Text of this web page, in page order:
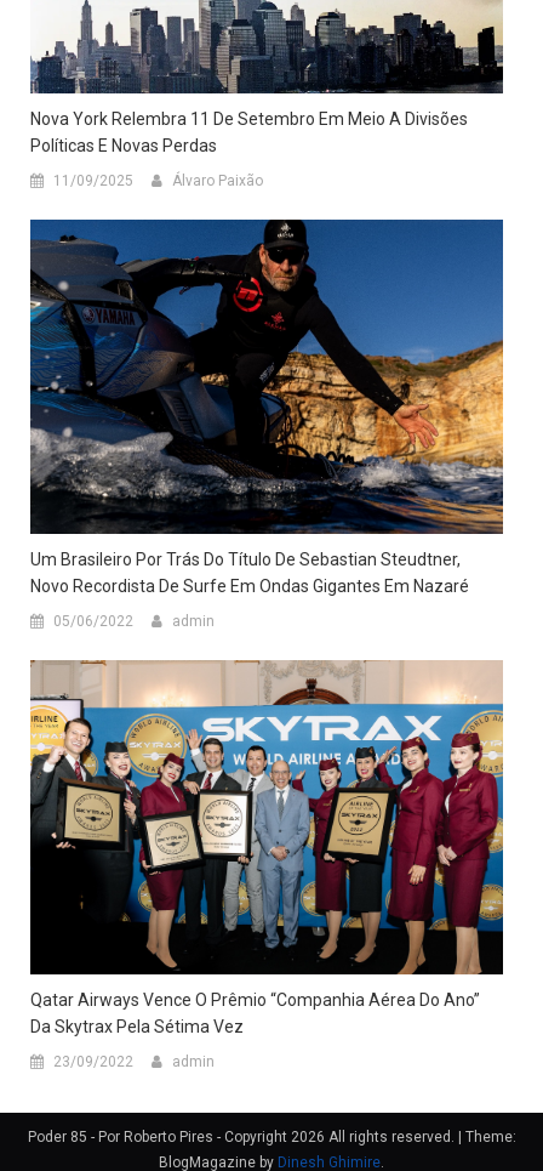
Nova York Relembra 11 De Setembro Em Meio A Divisões
Políticas E Novas Perdas
11/09/2025 Álvaro Paixão
Um Brasileiro Por Trás Do Título De Sebastian Steudtner,
Novo Recordista De Surfe Em Ondas Gigantes Em Nazaré
05/06/2022 admin
Qatar Airways Vence O Prêmio “Companhia Aérea Do Ano”
Da Skytrax Pela Sétima Vez
23/09/2022 admin
Poder 85 - Por Roberto Pires - Copyright 2026 All rights reserved.
Theme:
BlogMagazine by Dinesh Ghimire.